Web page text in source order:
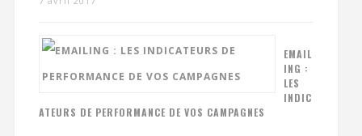
EMAIL
ING :
LES
INDIC
ATEURS DE PERFORMANCE DE VOS CAMPAGNES